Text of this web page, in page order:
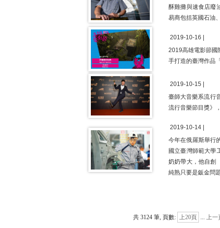
酥雞攤與速食店廢
易商包括英國石油
2019-10-16 |
2019高雄電影節國
手打造的臺灣作品
2019-10-15 |
臺師大音樂系流行
流行音樂節目獎》
2019-10-14 |
今年在俄羅斯舉行
國立臺灣師範大學
奶奶帶大，他自創
純熟只要是鈑金問
共 3124 筆, 頁數: 上20頁 ... 上一